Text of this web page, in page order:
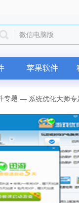
微信电脑版
苹果软件
专题 — 系统优化大师专